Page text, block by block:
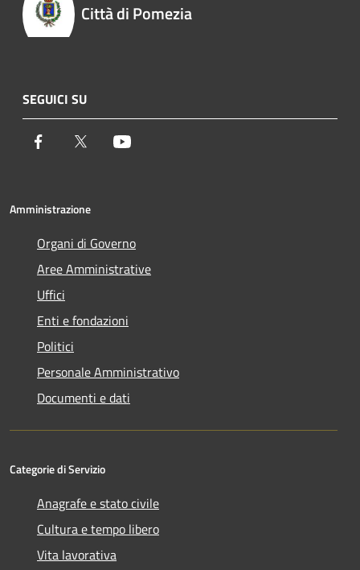
Città di Pomezia
SEGUICI SU
Facebook Twitter
Amministrazione
Organi di Governo
Aree Amministrative
Uffici
Enti e fondazioni
Politici
Personale Amministrativo
Documenti e dati
Categorie di Servizio
Anagrafe e stato civile
Cultura e tempo libero
Vita lavorativa